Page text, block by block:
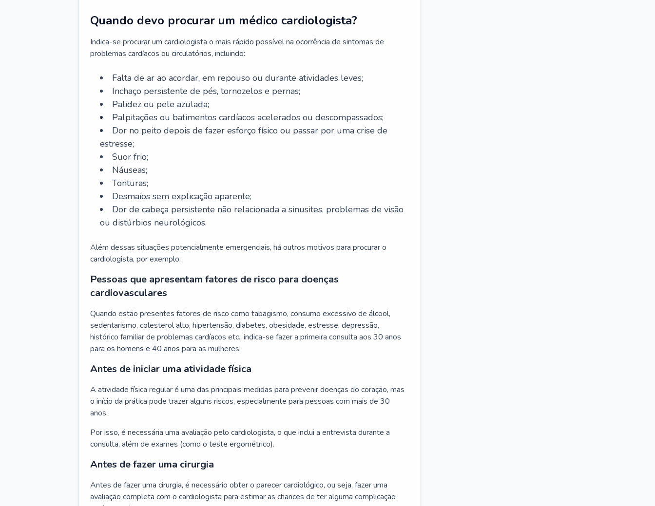
Quando devo procurar um médico cardiologista?
Indica-se procurar um cardiologista o mais rápido possível na ocorrência de sintomas de
problemas cardíacos ou circulatórios, incluindo:
Falta de ar ao acordar, em repouso ou durante atividades leves;
Inchaço persistente de pés, tornozelos e pernas;
Palidez ou pele azulada;
Palpitações ou batimentos cardíacos acelerados ou descompassados;
Dor no peito depois de fazer esforço físico ou passar por uma crise de
estresse;
Suor frio;
Náuseas;
Tonturas;
Desmaios sem explicação aparente;
Dor de cabeça persistente não relacionada a sinusites, problemas de visão
ou distúrbios neurológicos.
Além dessas situações potencialmente emergenciais, há outros motivos para procurar o
cardiologista, por exemplo:
Pessoas que apresentam fatores de risco para doenças
cardiovasculares
Quando estão presentes fatores de risco como tabagismo, consumo excessivo de álcool,
sedentarismo, colesterol alto, hipertensão, diabetes, obesidade, estresse, depressão,
histórico familiar de problemas cardíacos etc., indica-se fazer a primeira consulta aos 30 anos
para os homens e 40 anos para as mulheres.
Antes de iniciar uma atividade física
A atividade física regular é uma das principais medidas para prevenir doenças do coração, mas
o início da prática pode trazer alguns riscos, especialmente para pessoas com mais de 30
anos.
Por isso, é necessária uma avaliação pelo cardiologista, o que inclui a entrevista durante a
consulta, além de exames (como o teste ergométrico).
Antes de fazer uma cirurgia
Antes de fazer uma cirurgia, é necessário obter o parecer cardiológico, ou seja, fazer uma
avaliação completa com o cardiologista para estimar as chances de ter alguma complicação